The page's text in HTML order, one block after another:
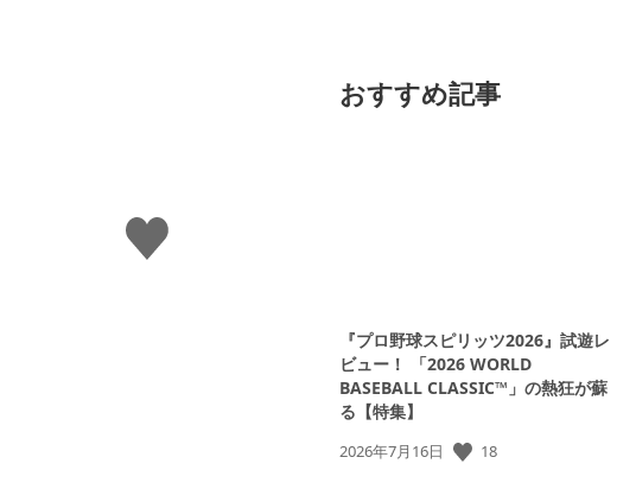
い
い
おすすめ記事
『プロ野球スピリッツ2026』試遊レ
ビュー！ 「2026 WORLD
BASEBALL CLASSIC™」の熱狂が蘇
る【特集】
公
2026年7月16日 18